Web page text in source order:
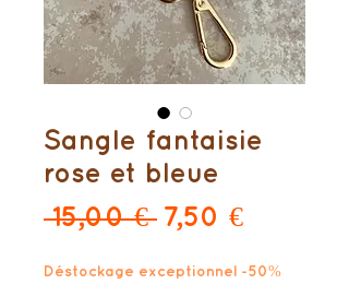
Sangle fantaisie
rose et bleue
15,00 € Prix
7,50 €Prix
Déstockage exceptionnel -50%